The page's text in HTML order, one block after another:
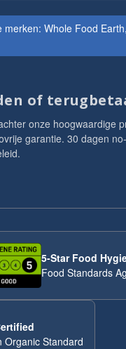
Whole Food
of
onze hoogwaardige
garantie. 30 dagen
5-Star Food
Food Standards
Organic Standard